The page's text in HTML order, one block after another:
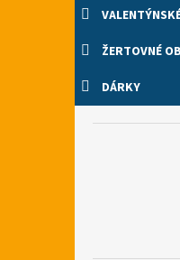
ŽERTOVNÉ
DÁRKY